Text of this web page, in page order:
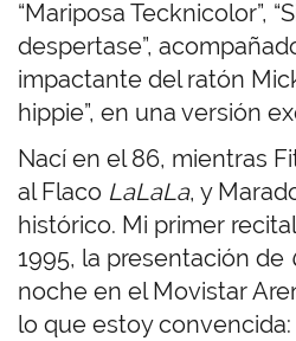
“Mariposa Tecknicolor”,
despertase”,
impactante del ratón
hippie”, en una versión
Nací en el 86, mientras
al Flaco LaLaLa, y
histórico. Mi primer
1995, la presentación de
noche en el Movistar
lo que estoy